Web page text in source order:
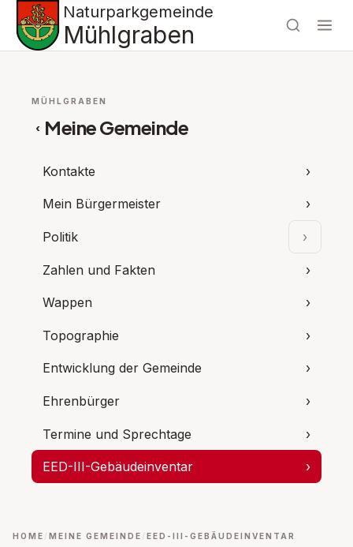
Naturparkgemeinde
Mühlgraben
MÜHLGRABEN
‹ Meine Gemeinde
Kontakte ›
Mein Bürgermeister ›
Politik ›
Zahlen und Fakten
›
Wappen ›
Topographie ›
Entwicklung der Gemeinde ›
Ehrenbürger ›
Termine und Sprechtage ›
EED-III-Gebäudeinventar ›
HOME MEINE GEMEINDE EED-III-GEBÄUDEINVENTAR